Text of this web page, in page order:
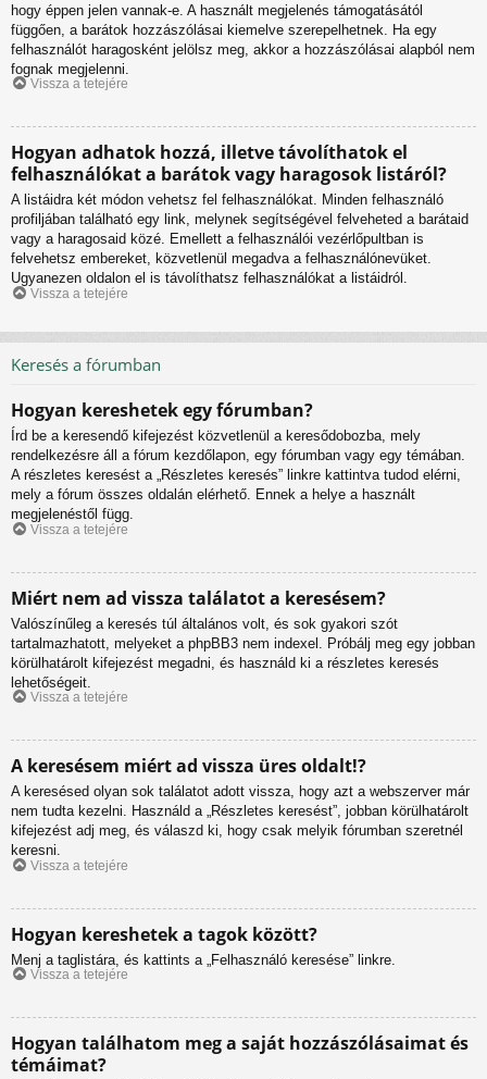
hogy éppen jelen vannak-e. A használt megjelenés támogatásától
függően, a barátok hozzászólásai kiemelve szerepelhetnek. Ha egy
felhasználót haragosként jelölsz meg, akkor a hozzászólásai alapból nem
fognak megjelenni.
Vissza a tetejére
Hogyan adhatok hozzá, illetve távolíthatok el
felhasználókat a barátok vagy haragosok listáról?
A listáidra két módon vehetsz fel felhasználókat. Minden felhasználó
profiljában található egy link, melynek segítségével felveheted a barátaid
vagy a haragosaid közé. Emellett a felhasználói vezérlőpultban is
felvehetsz embereket, közvetlenül megadva a felhasználónevüket.
Ugyanezen oldalon el is távolíthatsz felhasználókat a listáidról.
Vissza a tetejére
Keresés a fórumban
Hogyan kereshetek egy fórumban?
Írd be a keresendő kifejezést közvetlenül a keresődobozba, mely
rendelkezésre áll a fórum kezdőlapon, egy fórumban vagy egy témában.
A részletes keresést a „Részletes keresés” linkre kattintva tudod elérni,
mely a fórum összes oldalán elérhető. Ennek a helye a használt
megjelenéstől függ.
Vissza a tetejére
Miért nem ad vissza találatot a keresésem?
Valószínűleg a keresés túl általános volt, és sok gyakori szót
tartalmazhatott, melyeket a phpBB3 nem indexel. Próbálj meg egy jobban
körülhatárolt kifejezést megadni, és használd ki a részletes keresés
lehetőségeit.
Vissza a tetejére
A keresésem miért ad vissza üres oldalt!?
A keresésed olyan sok találatot adott vissza, hogy azt a webszerver már
nem tudta kezelni. Használd a „Részletes keresést”, jobban körülhatárolt
kifejezést adj meg, és válaszd ki, hogy csak melyik fórumban szeretnél
keresni.
Vissza a tetejére
Hogyan kereshetek a tagok között?
Menj a taglistára, és kattints a „Felhasználó keresése” linkre.
Vissza a tetejére
Hogyan találhatom meg a saját hozzászólásaimat és
témáimat?